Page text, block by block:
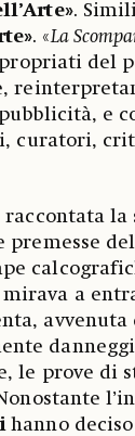
.
. «La
del
e
curatori,
a
le prove di
hanno